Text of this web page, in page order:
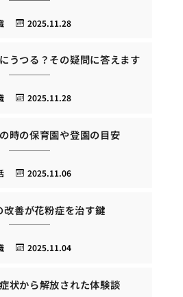
2025.11.28
うつる？その疑問に答えます
2025.11.28
時の保育園や登園の目安
2025.11.06
改善が花粉症を治す鍵
2025.11.04
状から解放された体験談